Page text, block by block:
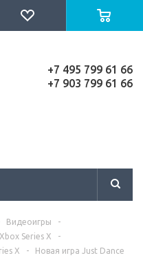
+7 495 799 61 66
+7 903 799 61 66
Видеоигры
-
Series X
-
X
-
Новая игра Just Dance